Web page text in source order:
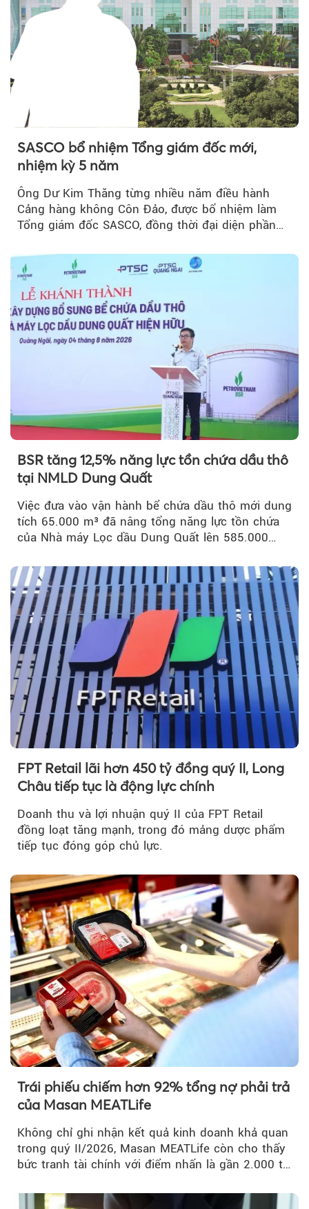
SASCO bổ nhiệm Tổng giám đốc mới,
nhiệm kỳ 5 năm
Ông Dư Kim Thăng từng nhiều năm điều hành
Cảng hàng không Côn Đảo, được bổ nhiệm làm
Tổng giám đốc SASCO, đồng thời đại diện phần
BSR tăng 12,5% năng lực tồn chứa dầu thô
tại NMLD Dung Quất
Việc đưa vào vận hành bể chứa dầu thô mới dung
tích 65.000 m³ đã nâng tổng năng lực tồn chứa
của Nhà máy Lọc dầu Dung Quất lên 585.000
FPT Retail lãi hơn 450 tỷ đồng quý II, Long
Châu tiếp tục là động lực chính
Doanh thu và lợi nhuận quý II của FPT Retail
đồng loạt tăng mạnh, trong đó mảng dược phẩm
tiếp tục đóng góp chủ lực.
Trái phiếu chiếm hơn 92% tổng nợ phải trả
của Masan MEATLife
Không chỉ ghi nhận kết quả kinh doanh khả quan
trong quý II/2026, Masan MEATLife còn cho thấy
bức tranh tài chính với điểm nhấn là gần 2.000 tỷ